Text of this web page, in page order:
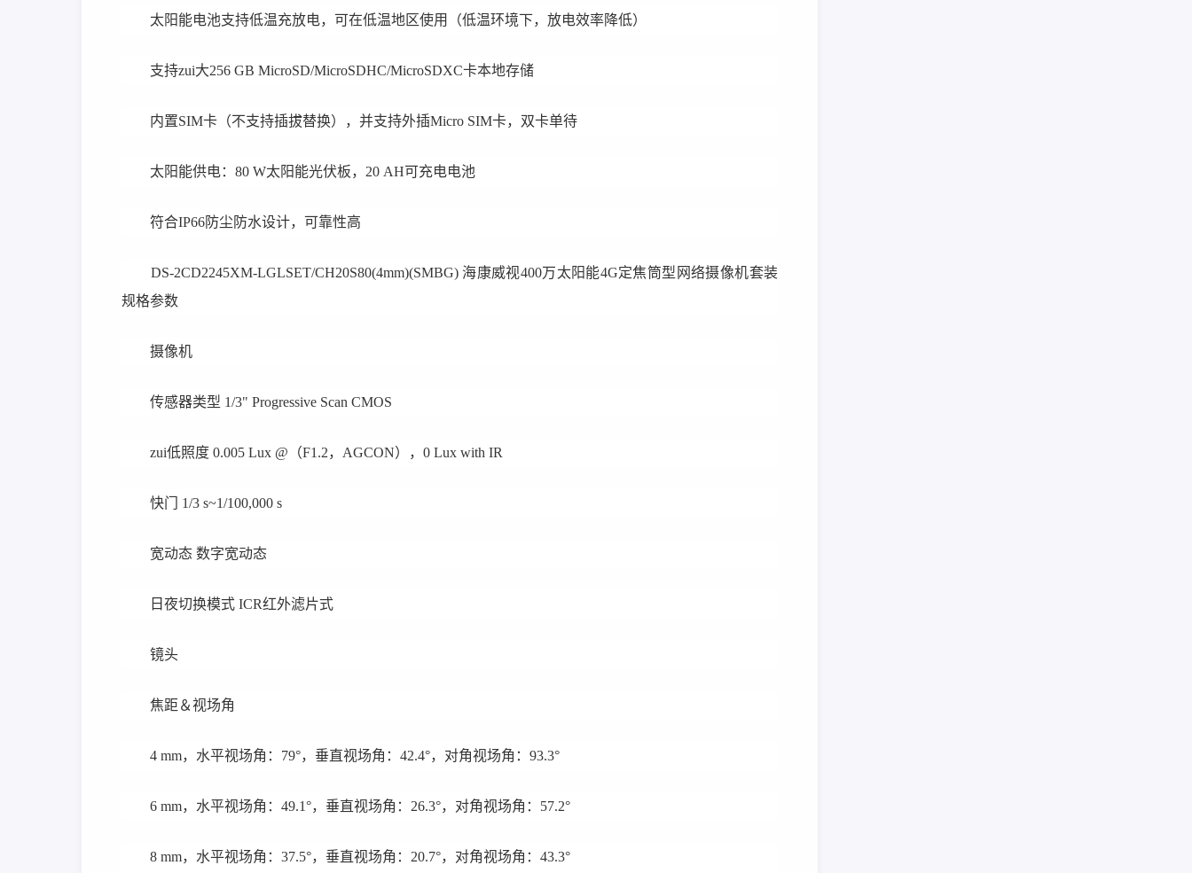
太阳能电池支持低温充放电，可在低温地区使用（低温环境下，放电效率降低）
支持zui大256 GB MicroSD/MicroSDHC/MicroSDXC卡本地存储
内置SIM卡（不支持插拔替换），并支持外插Micro SIM卡，双卡单待
太阳能供电：80 W太阳能光伏板，20 AH可充电电池
符合IP66防尘防水设计，可靠性高
DS-2CD2245XM-LGLSET/CH20S80(4mm)(SMBG)海康威视400万太阳能4G定焦筒型网络摄像机套装
规格参数
摄像机
传感器类型 1/3" Progressive Scan CMOS
zui低照度 0.005 Lux @（F1.2，AGCON），0 Lux with IR
快门 1/3 s~1/100,000 s
宽动态 数字宽动态
日夜切换模式 ICR红外滤片式
镜头
焦距＆视场角
4 mm，水平视场角：79°，垂直视场角：42.4°，对角视场角：93.3°
6 mm，水平视场角：49.1°，垂直视场角：26.3°，对角视场角：57.2°
8 mm，水平视场角：37.5°，垂直视场角：20.7°，对角视场角：43.3°